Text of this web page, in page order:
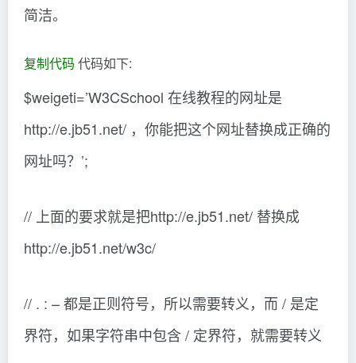
简洁。
复制代码 代码如下:
$weigeti=’W3CSchool 在线教程的网址是
http://e.jb51.net/ ，你能把这个网址替换成正确的
网址吗？’;
// 上面的要求就是把http://e.jb51.net/ 替换成
http://e.jb51.net/w3c/
// . : – 都是正则符号，所以需要转义，而 / 是定
界符，如果字符串中包含 / 定界符，就需要转义